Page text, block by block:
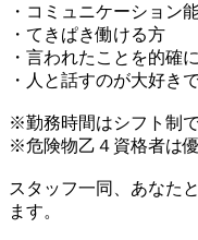
・コミュニケーション
・てきぱき働ける方
・言われたことを的確
・人と話すのが大好き
※勤務時間はシフト制
※危険物乙４資格者は
スタッフ一同、あなた
ます。